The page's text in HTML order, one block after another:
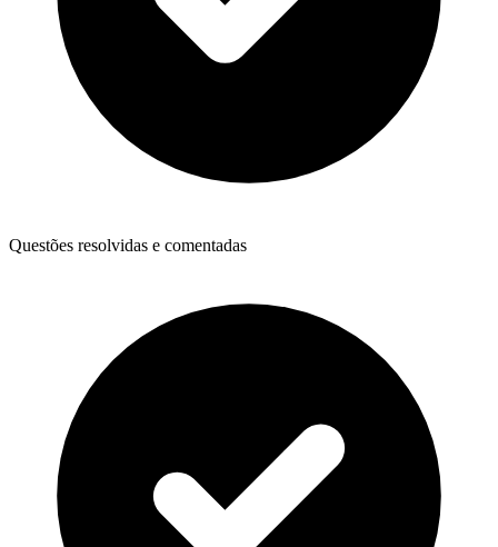
Questões resolvidas e comentadas